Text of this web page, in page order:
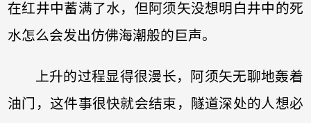
在红井中蓄满了水，但阿须矢没想明白井中的死
水怎么会发出仿佛海潮般的巨声。
上升的过程显得很漫长，阿须矢无聊地轰着
油门，这件事很快就会结束，隧道深处的人想必